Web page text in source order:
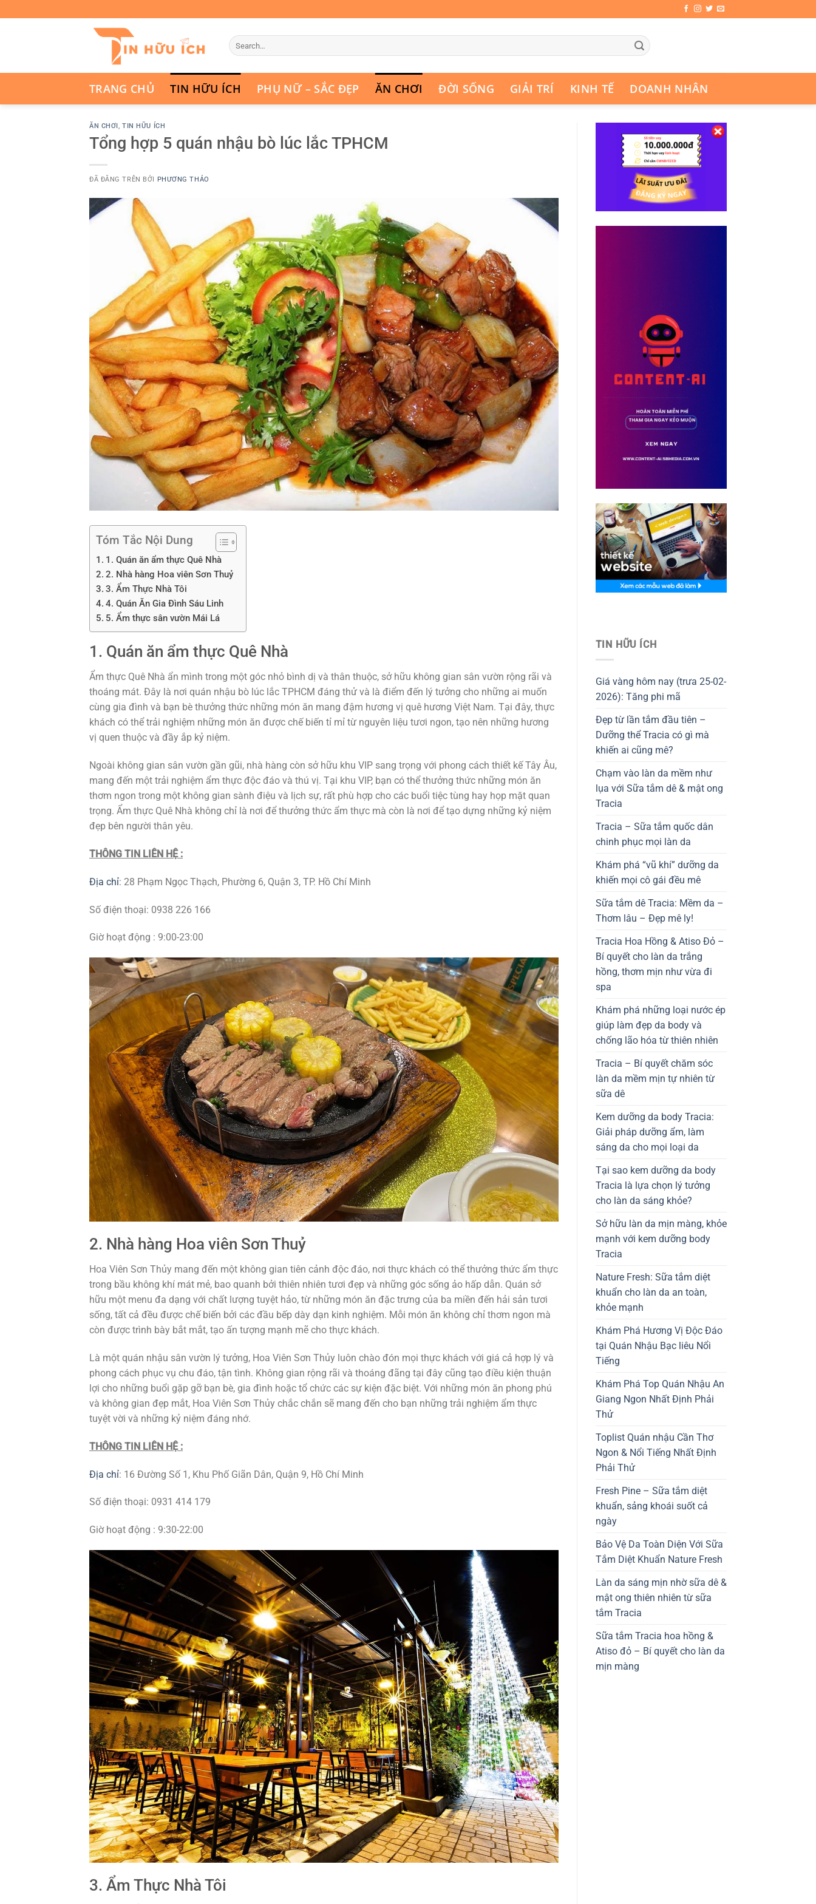
đến
TRANG CHỦ TIN HỮU ÍCH PHỤ NỮ – SẮC ĐẸP ĂN CHƠI ĐỜI SỐNG GIẢI TRÍ KINH TẾ DOANH NHÂN
ĂN CHƠI,TIN HỮU ÍCH
Tổng hợp 5 quán nhậu bò lúc lắc TPHCM
ĐÃ ĐĂNG TRÊN BỞI PHƯƠNG THẢO
Tóm Tắc Nội Dung
1. Quán ăn ẩm thực Quê Nhà
2. Nhà hàng Hoa viên Sơn Thuỷ
3. Ẩm Thực Nhà Tôi
4. Quán Ăn Gia Đình Sáu Linh
5. Ẩm thực sân vườn Mái Lá
1. Quán ăn ẩm thực Quê Nhà
Ẩm thực Quê Nhà ẩn mình trong một góc nhỏ bình dị và thân thuộc, sở hữu không gian sân vườn rộng rãi và
thoáng mát. Đây là nơi quán nhậu bò lúc lắc TPHCM đáng thử và là điểm đến lý tưởng cho những ai muốn
cùng gia đình và bạn bè thưởng thức những món ăn mang đậm hương vị quê hương Việt Nam. Tại đây, thực
khách có thể trải nghiệm những món ăn được chế biến tỉ mỉ từ nguyên liệu tươi ngon, tạo nên những hương
vị quen thuộc và đầy ắp kỷ niệm.
Ngoài không gian sân vườn gần gũi, nhà hàng còn sở hữu khu VIP sang trọng với phong cách thiết kế Tây Âu,
mang đến một trải nghiệm ẩm thực độc đáo và thú vị. Tại khu VIP, bạn có thể thưởng thức những món ăn
thơm ngon trong một không gian sành điệu và lịch sự, rất phù hợp cho các buổi tiệc tùng hay họp mặt quan
trọng. Ẩm thực Quê Nhà không chỉ là nơi để thưởng thức ẩm thực mà còn là nơi để tạo dựng những kỷ niệm
đẹp bên người thân yêu.
THÔNG TIN LIÊN HỆ :
Địa chỉ: 28 Phạm Ngọc Thạch, Phường 6, Quận 3, TP. Hồ Chí Minh
Số điện thoại: 0938 226 166
Giờ hoạt động : 9:00-23:00
2. Nhà hàng Hoa viên Sơn Thuỷ
Hoa Viên Sơn Thủy mang đến một không gian tiên cảnh độc đáo, nơi thực khách có thể thưởng thức ẩm thực
trong bầu không khí mát mẻ, bao quanh bởi thiên nhiên tươi đẹp và những góc sống ảo hấp dẫn. Quán sở
hữu một menu đa dạng với chất lượng tuyệt hảo, từ những món ăn đặc trưng của ba miền đến hải sản tươi
sống, tất cả đều được chế biến bởi các đầu bếp dày dạn kinh nghiệm. Mỗi món ăn không chỉ thơm ngon mà
còn được trình bày bắt mắt, tạo ấn tượng mạnh mẽ cho thực khách.
Là một quán nhậu sân vườn lý tưởng, Hoa Viên Sơn Thủy luôn chào đón mọi thực khách với giá cả hợp lý và
phong cách phục vụ chu đáo, tận tình. Không gian rộng rãi và thoáng đãng tại đây cũng tạo điều kiện thuận
lợi cho những buổi gặp gỡ bạn bè, gia đình hoặc tổ chức các sự kiện đặc biệt. Với những món ăn phong phú
và không gian đẹp mắt, Hoa Viên Sơn Thủy chắc chắn sẽ mang đến cho bạn những trải nghiệm ẩm thực
tuyệt vời và những kỷ niệm đáng nhớ.
THÔNG TIN LIÊN HỆ :
Địa chỉ: 16 Đường Số 1, Khu Phố Giãn Dân, Quận 9, Hồ Chí Minh
Số điện thoại: 0931 414 179
Giờ hoạt động : 9:30-22:00
3. Ẩm Thực Nhà Tôi
TIN HỮU ÍCH
Giá vàng hôm nay (trưa 25-02-
2026): Tăng phi mã
Đẹp từ lần tắm đầu tiên –
Dưỡng thể Tracia có gì mà
khiến ai cũng mê?
Chạm vào làn da mềm như
lụa với Sữa tắm dê & mật ong
Tracia
Tracia – Sữa tắm quốc dân
chinh phục mọi làn da
Khám phá “vũ khí” dưỡng da
khiến mọi cô gái đều mê
Sữa tắm dê Tracia: Mềm da –
Thơm lâu – Đẹp mê ly!
Tracia Hoa Hồng & Atiso Đỏ –
Bí quyết cho làn da trắng
hồng, thơm mịn như vừa đi
spa
Khám phá những loại nước ép
giúp làm đẹp da body và
chống lão hóa từ thiên nhiên
Tracia – Bí quyết chăm sóc
làn da mềm mịn tự nhiên từ
sữa dê
Kem dưỡng da body Tracia:
Giải pháp dưỡng ẩm, làm
sáng da cho mọi loại da
Tại sao kem dưỡng da body
Tracia là lựa chọn lý tưởng
cho làn da sáng khỏe?
Sở hữu làn da mịn màng, khỏe
mạnh với kem dưỡng body
Tracia
Nature Fresh: Sữa tắm diệt
khuẩn cho làn da an toàn,
khỏe mạnh
Khám Phá Hương Vị Độc Đáo
tại Quán Nhậu Bạc liêu Nổi
Tiếng
Khám Phá Top Quán Nhậu An
Giang Ngon Nhất Định Phải
Thử
Toplist Quán nhậu Cần Thơ
Ngon & Nổi Tiếng Nhất Định
Phải Thử
Fresh Pine – Sữa tắm diệt
khuẩn, sảng khoái suốt cả
ngày
Bảo Vệ Da Toàn Diện Với Sữa
Tắm Diệt Khuẩn Nature Fresh
Làn da sáng mịn nhờ sữa dê &
mật ong thiên nhiên từ sữa
tắm Tracia
Sữa tắm Tracia hoa hồng &
Atiso đỏ – Bí quyết cho làn da
mịn màng